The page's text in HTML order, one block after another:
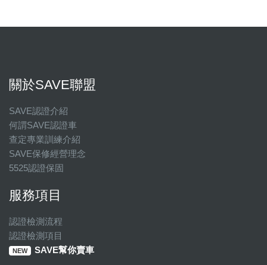
關於SAVE聯盟
SAVE認證介紹
何謂SAVE認證車
查定專業訓練介紹
SAVE保修經營理念
5525認證保固
服務項目
認證檢測流程
認證檢測項目
NEW SAVE幫你賣車